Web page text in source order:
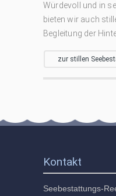
Würdevoll und in
bieten wir auch
Begleitung der
zur stillen
Kontakt
Seebestattungs-